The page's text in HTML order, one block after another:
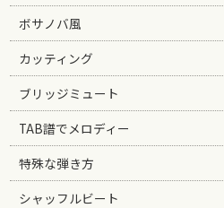
ボサノバ風
カッティング
ブリッジミュート
TAB譜でメロディー
特殊な弾き方
シャッフルビート